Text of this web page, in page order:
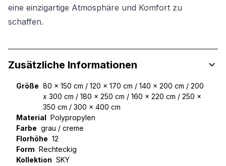
eine einzigartige Atmosphäre und Komfort zu
schaffen.
Zusätzliche Informationen
Größe 80 x 150 cm / 120 x 170 cm / 140 x 200 cm / 200
x 300 cm / 180 x 250 cm / 160 x 220 cm / 250 x
350 cm / 300 x 400 cm
Material Polypropylen
Farbe grau / creme
Florhöhe 12
Form Rechteckig
Kollektion SKY